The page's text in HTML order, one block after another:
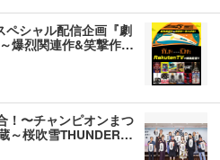
シャル配信企画『劇
爆烈関連作&笑撃作…
〜チャンピオンまつ
～桜吹雪THUNDER…